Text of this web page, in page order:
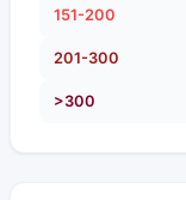
151-200
201-300
>300